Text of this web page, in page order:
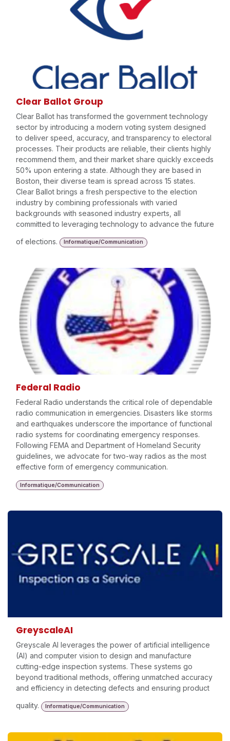
Clear Ballot Group
Clear Ballot has transformed the government technology
sector by introducing a modern voting system designed
to deliver speed, accuracy, and transparency to electoral
processes. Their products are reliable, their clients highly
recommend them, and their market share quickly exceeds
50% upon entering a state. Although they are based in
Boston, their diverse team is spread across 15 states.
Clear Ballot brings a fresh perspective to the election
industry by combining professionals with varied
backgrounds with seasoned industry experts, all
committed to leveraging technology to advance the future
of elections.
Informatique/Communication
Federal Radio
Federal Radio understands the critical role of dependable
radio communication in emergencies. Disasters like storms
and earthquakes underscore the importance of functional
radio systems for coordinating emergency responses.
Following FEMA and Department of Homeland Security
guidelines, we advocate for two-way radios as the most
effective form of emergency communication.
Informatique/Communication
GreyscaleAI
Greyscale AI leverages the power of artificial intelligence
(AI) and computer vision to design and manufacture
cutting-edge inspection systems. These systems go
beyond traditional methods, offering unmatched accuracy
and efficiency in detecting defects and ensuring product
quality.
Informatique/Communication